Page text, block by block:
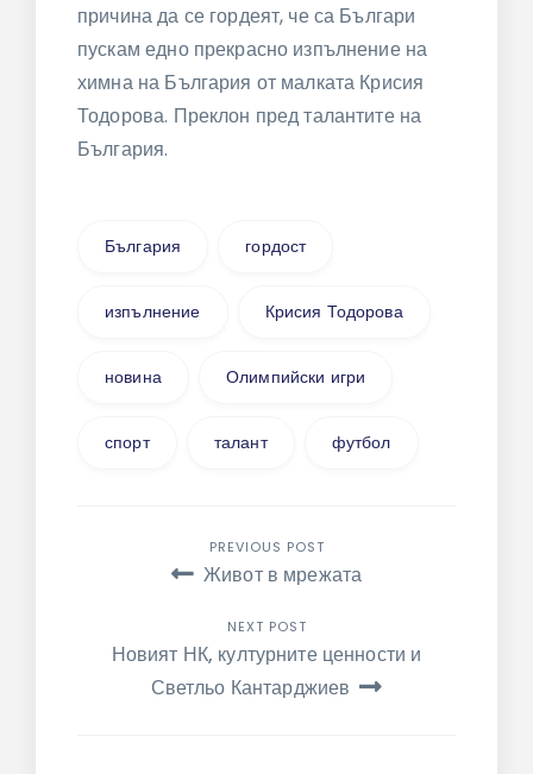
причина да се гордеят, че са Българи
пускам едно прекрасно изпълнение на
химна на България от малката Крисия
Тодорова. Преклон пред талантите на
България.
България гордост
изпълнение Крисия Тодорова
новина Олимпийски игри
спорт талант футбол
Навигация
PREVIOUS POST
Живот в мрежата
NEXT POST
Новият НК, културните ценности и
Светльо Кантарджиев